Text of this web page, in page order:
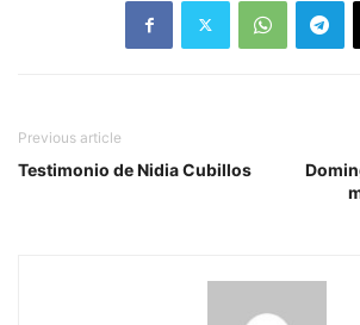
Previous article
Testimonio de Nidia Cubillos